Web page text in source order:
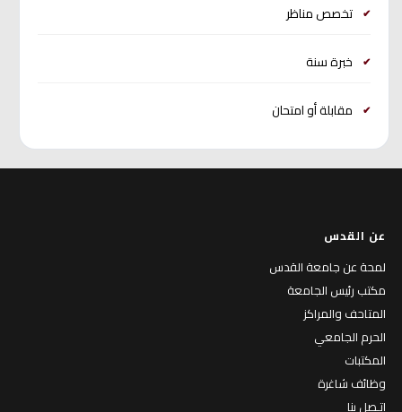
تخصص مناظر
خبرة سنة
مقابلة أو امتحان
عن القدس
لمحة عن جامعة القدس
مكتب رئيس الجامعة
المتاحف والمراكز
الحرم الجامعي
المكتبات
وظائف شاغرة
إتـصل بنا